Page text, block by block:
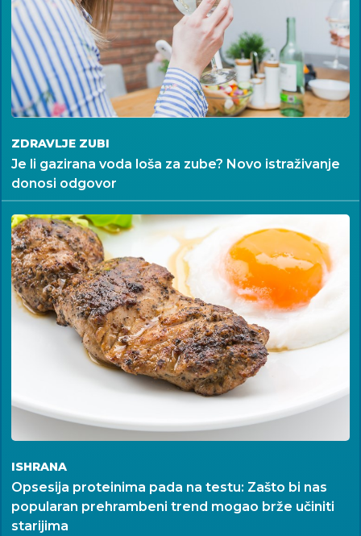
ZDRAVLJE ZUBI
Je li gazirana voda loša za zube? Novo istraživanje
donosi odgovor
ISHRANA
Opsesija proteinima pada na testu: Zašto bi nas
popularan prehrambeni trend mogao brže učiniti
starijima